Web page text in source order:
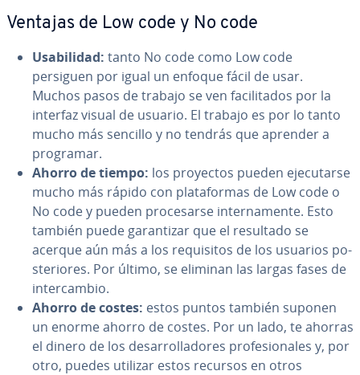
Ventajas de Low code y No code
Usa­bi­li­dad: tanto No code como Low code
persiguen por igual un enfoque fácil de usar.
Muchos pasos de trabajo se ven fa­ci­li­ta­dos por la
interfaz visual de usuario. El trabajo es por lo tanto
mucho más sencillo y no tendrás que aprender a
programar.
Ahorro de tiempo: los proyectos pueden eje­cu­tar­se
mucho más rápido con pla­ta­fo­r­mas de Low code o
No code y pueden pro­ce­sar­se in­te­r­na­me­n­te. Esto
también puede ga­ra­n­ti­zar que el resultado se
acerque aún más a los re­qui­si­tos de los usuarios po­
s­te­rio­res. Por último, se eliminan las largas fases de
in­te­r­ca­m­bio.
Ahorro de costes: estos puntos también suponen
un enorme ahorro de costes. Por un lado, te ahorras
el dinero de los de­sa­rro­lla­do­res pro­fe­sio­na­les y, por
otro, puedes utilizar estos recursos en otros